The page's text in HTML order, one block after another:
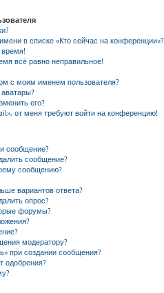
в списке «Кто сейчас на конференции»?
время!
всё равно неправильное!
с моим именем пользователя?
его?
от меня требуют войти на конференцию!
сообщение?
сообщение?
сообщению?
вариантов ответа?
опрос?
форумы?
модератору?
при создании сообщения?
одобрения?